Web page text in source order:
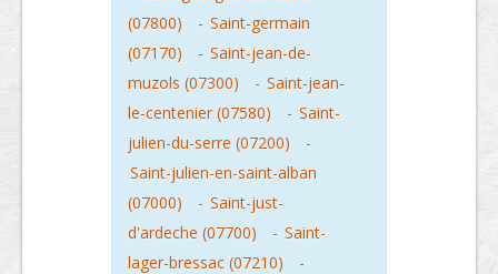
(07800)
- Saint-germain
(07170)
- Saint-jean-de-
muzols (07300)
- Saint-jean-
le-centenier (07580)
- Saint-
julien-du-serre (07200)
-
Saint-julien-en-saint-alban
(07000)
- Saint-just-
d'ardeche (07700)
- Saint-
lager-bressac (07210)
-